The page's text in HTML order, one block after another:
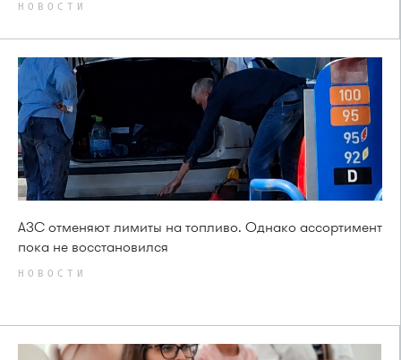
НОВОСТИ
АЗС отменяют лимиты на топливо. Однако ассортимент
пока не восстановился
НОВОСТИ